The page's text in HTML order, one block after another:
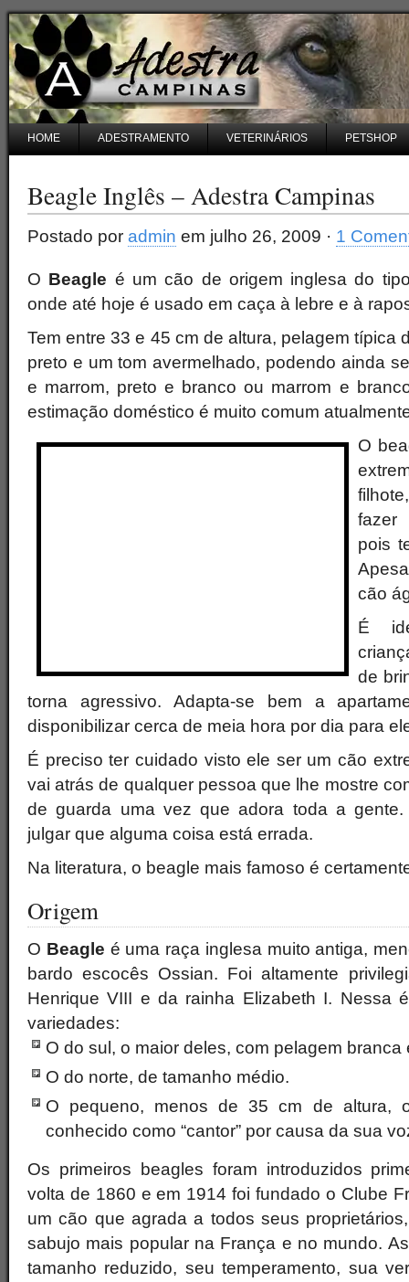
HOME ADESTRAMENTO VETERINÁRIOS PETSHOP
Beagle Inglês – Adestra Campinas
Postado por admin em julho 26, 2009 · 1
O Beagle é um cão de origem inglesa do
onde até hoje é usado em caça à lebre e à
Tem entre 33 e 45 cm de altura, pelagem típica
preto e um tom avermelhado, podendo ainda
e marrom, preto e branco ou marrom e
estimação doméstico é muito comum
O
fazer
pois
cão
É
de
torna agressivo. Adapta-se bem a
disponibilizar cerca de meia hora por dia para
É preciso ter cuidado visto ele ser um cão
vai atrás de qualquer pessoa que lhe mostre
de guarda uma vez que adora toda a
julgar que alguma coisa está errada.
Na literatura, o beagle mais famoso é
Origem
O Beagle é uma raça inglesa muito antiga,
bardo escocês Ossian. Foi altamente
Henrique VIII e da rainha Elizabeth I. Nessa
variedades:
O do sul, o maior deles, com pelagem branca
O do norte, de tamanho médio.
O pequeno, menos de 35 cm de altura,
conhecido como “cantor” por causa da sua
Os primeiros beagles foram introduzidos
volta de 1860 e em 1914 foi fundado o Clube
um cão que agrada a todos seus
sabujo mais popular na França e no mundo.
tamanho reduzido, seu temperamento, sua